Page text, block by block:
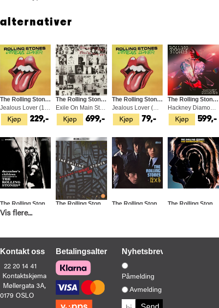
alternativer
Kjøp
The Rolling Stones
Jealous Lover (10")
229,- Kjøp
The Rolling Stones
Exile On Main St. - Half Speed (2LP)
699,- Kjøp
The Rolling Stones
Jealous Lover (CDS)
79,- Kjøp
The Rolling Stones
Hackney Diamonds (LP)
599,-
The Rolling Stones
The Rolling Stones
Between The Buttons (UK) (LP)
Vis flere...
Kontakt oss
22 20 14 41
Kontaktskjema
Møllergata 3A,
0179 OSLO
BetalingsalternativerNyhetsbrev
Påmelding
Avmelding